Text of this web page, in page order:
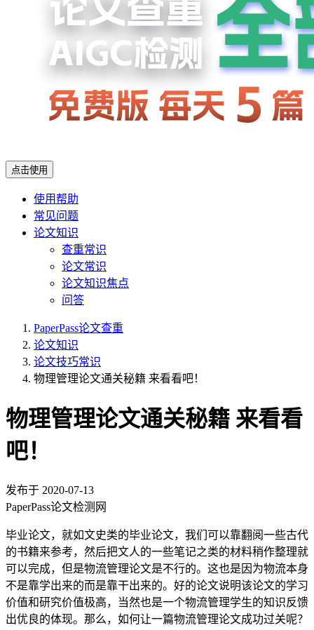
点击使用
使用帮助
常见问题
论文知识
查重常识
论文常识
论文知识焦点
问答
PaperPass论文查重
论文知识
论文技巧常识
物理管理论文通关秘籍 来看看吧！
物理管理论文通关秘籍 来看看
吧！
发布于 2020-07-13
PaperPass论文检测网
毕业论文，就如文史类的毕业论文，我们可以靠翻阅一些古代
的书籍来参考，然后把文人的一些笔记之类的材料稍作整理就
可以完成，但是物流管理论文是不行的。这也是因为物流本身
不是靠学出来的而是靠干出来的。好的论文说明该论文的学习
价值和研究价值极高，当然也是一个物流管理学生的知识反馈
出优良的体现。那么，如何让一篇物流管理论文成功过关呢？